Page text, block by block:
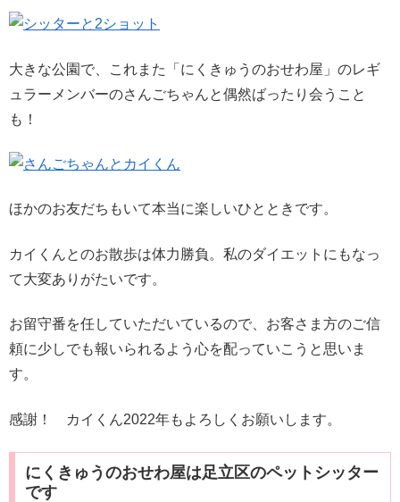
大きな公園で、これまた「にくきゅうのおせわ屋」のレギ
ュラーメンバーのさんごちゃんと偶然ばったり会うこと
も！
ほかのお友だちもいて本当に楽しいひとときです。
カイくんとのお散歩は体力勝負。私のダイエットにもなっ
て大変ありがたいです。
お留守番を任していただいているので、お客さま方のご信
頼に少しでも報いられるよう心を配っていこうと思いま
す。
感謝！ カイくん2022年もよろしくお願いします。
にくきゅうのおせわ屋は足立区のペットシッター
です